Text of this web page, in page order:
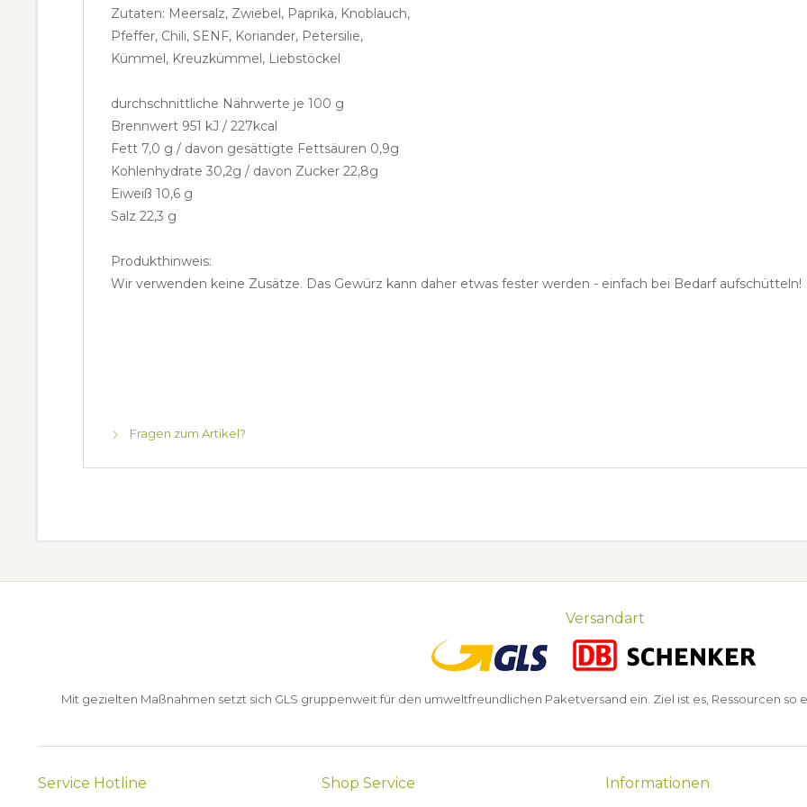
Zutaten: Meersalz, Zwiebel, Paprika, Knoblauch,
Pfeffer, Chili, SENF, Koriander, Petersilie,
Kümmel, Kreuzkümmel, Liebstöckel
durchschnittliche Nährwerte je 100 g
Brennwert 951 kJ / 227kcal
Fett 7,0 g / davon gesättigte Fettsäuren 0,9g
Kohlenhydrate 30,2g / davon Zucker 22,8g
Eiweiß 10,6 g
Salz 22,3 g
Produkthinweis:
Wir verwenden keine Zusätze. Das Gewürz kann daher etwas fester werden - einfach bei Bedarf
Fragen zum Artikel?
Versandart
Mit gezielten Maßnahmen setzt sich GLS gruppenweit für den umweltfreundlichen Paketversand ein. Ziel ist es, Ressourcen
Service Hotline Shop Service Informationen